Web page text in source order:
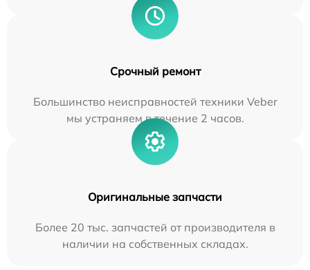
Срочный ремонт
Большинство неисправностей техники Veber
мы устраняем в течение 2 часов.
Оригинальные запчасти
Более 20 тыс. запчастей от производителя в
наличии на собственных складах.